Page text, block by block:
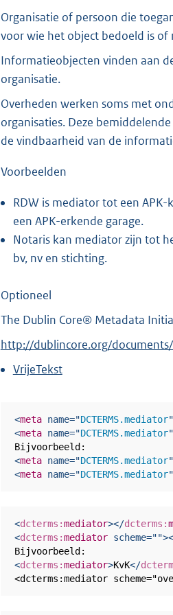
Organisatie of persoon die
voor wie het object bedoeld is of
Informatieobjecten vinden aan
organisatie.
Overheden werken soms met
organisaties. Deze
de vindbaarheid van de
Voorbeelden
RDW is mediator tot een
een APK-erkende garage.
Notaris kan mediator zijn tot
bv, nv en stichting.
Optioneel
The Dublin Core® Metadata
E
http://dublincore.org/
VrijeTekst
<meta name="DCTERMS.mediator"
<meta name="DCTERMS.mediator"
<meta name="DCTERMS.mediator"
<meta name="DCTERMS.mediator"
<dcterms:mediator></dcterms:
<dcterms:mediator scheme="">
<dcterms:mediator>KvK</
<dcterms:mediator